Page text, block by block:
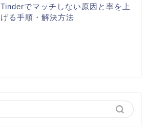
Tinderでマッチしない原因と率を上
げる手順・解決方法